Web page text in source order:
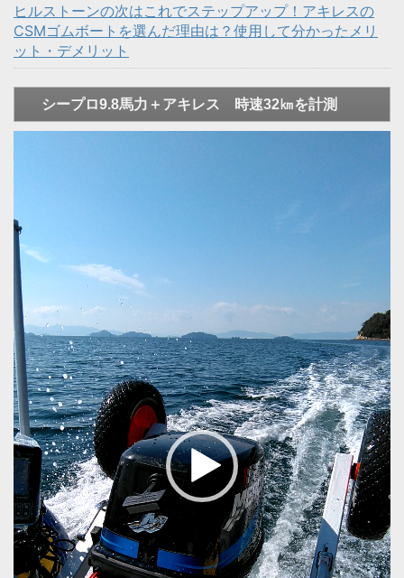
ヒルストーンの次はこれでステップアップ！アキレスの
CSMゴムボートを選んだ理由は？使用して分かったメリ
ット・デメリット
シープロ9.8馬力＋アキレス 時速32㎞を計測
ー
ヤ
ー